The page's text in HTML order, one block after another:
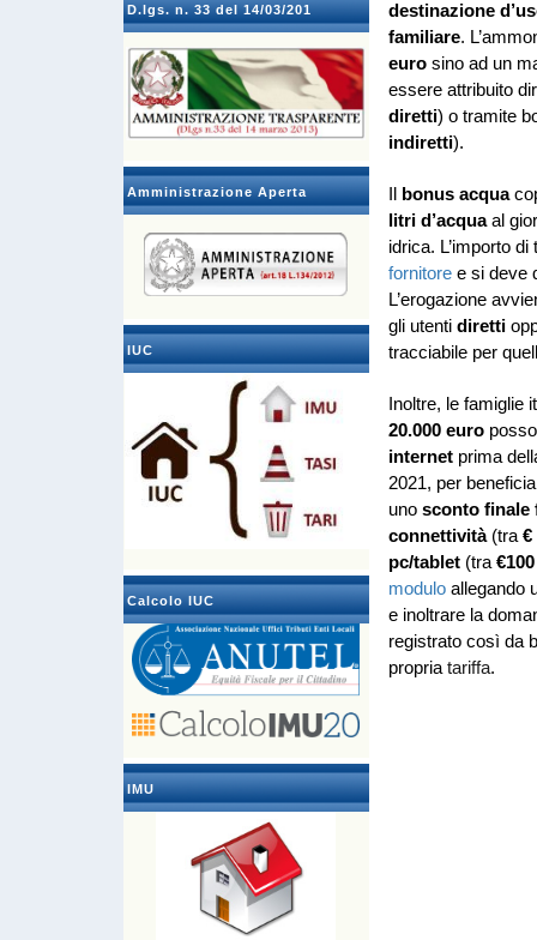
D.lgs. n. 33 del 14/03/201
Amministrazione Aperta
IUC
Calcolo IUC
IMU
destinazione
familiare.
eurosino ad un
essere attribuito
diretti) o tramite
indiretti).
bonus acqua
litri d’acquaal
idrica. L’importo
fornitoree si deve
L’erogazione
gli utenti diretti
tracciabile per
Inoltre, le famiglie
20.000 euro
internetprima
2021, per
uno sconto finale
connettività(tra €
pc/tablet(tra €100
moduloallegando
e inoltrare la
registrato così da
propria tariffa.